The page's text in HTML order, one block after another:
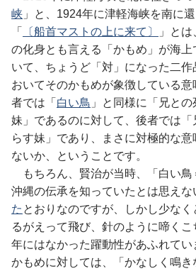
峡 」と、1924年に津軽海峡を南に
「
〔船首マストの上に来て〕
」と
の化身とも言える「かもめ」が海
いて、ちょうど「対」になった二
おいてそのかもめが象徴している
者では「 白い鳥 」と同様に「兄と
妹」であるのに対して、後者では
らす妹」であり、まさに対極的な
ないか、ということです。
もちろん、賢治が当時、「白い鳥
沖縄の伝承を知っていたとは思えな
た とおりなのですが、しかし少な
るがえって飛び、針のように啼く
年にはなかった躍動性があふれて
かもめに対しては、「かなしく鳴